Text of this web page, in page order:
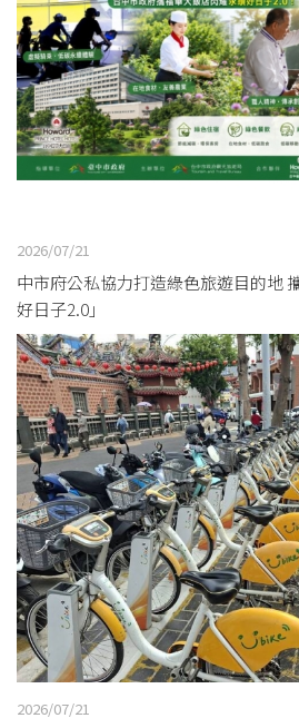
2026/07/21
中市府公私協力打造綠色旅遊目的地
好日子2.0」
2026/07/21